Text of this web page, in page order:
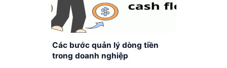
Các bước quản lý dòng tiền
trong doanh nghiệp